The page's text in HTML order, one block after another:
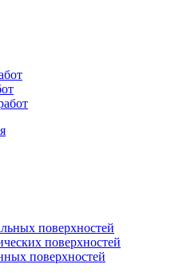
поверхностей
поверхностей
поверхностей